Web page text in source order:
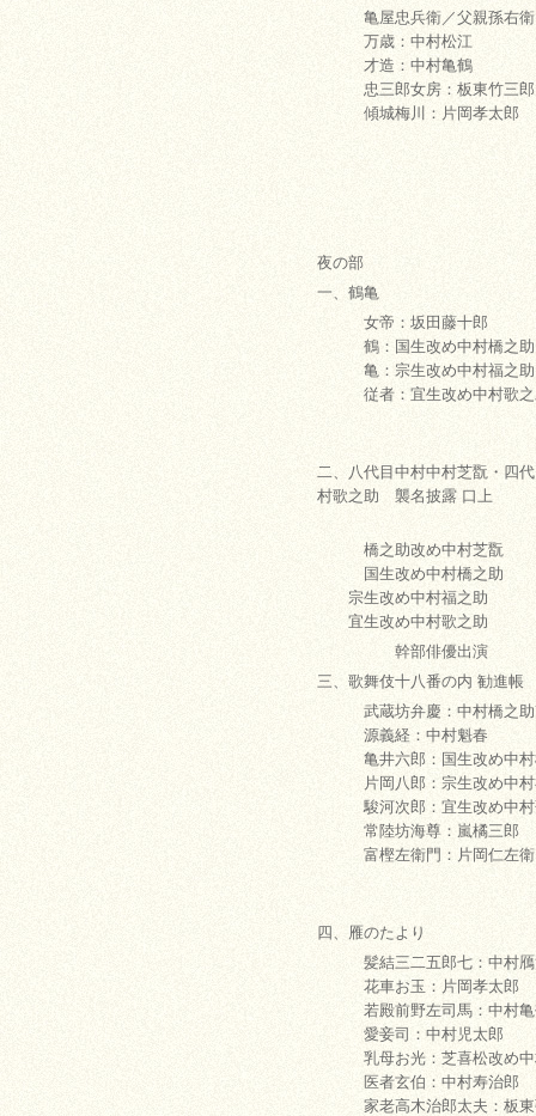
亀屋忠兵衛／父親孫右衛
万歳：中村松江
才造：中村亀鶴
忠三郎女房：板東竹三郎
傾城梅川：片岡孝太郎
夜の部
一、鶴亀
女帝：坂田藤十郎
鶴：国生改め中村橋之助
亀：宗生改め中村福之助
従者：宜生改め中村歌之
二、八代目中村中村芝翫・四
村歌之助 襲名披露 口上
橋之助改め中村芝翫
国生改め中村橋之助
宗生改め中村福之助
宜生改め中村歌之助
幹部俳優出演
三、歌舞伎十八番の内 勧進帳
武蔵坊弁慶：中村橋之助
源義経：中村魁春
亀井六郎：国生改め中村
片岡八郎：宗生改め中村
駿河次郎：宜生改め中村
常陸坊海尊：嵐橘三郎
富樫左衛門：片岡仁左衛
四、雁のたより
髪結三二五郎七：中村鴈
花車お玉：片岡孝太郎
若殿前野左司馬：中村亀
愛妾司：中村児太郎
乳母お光：芝喜松改め中
医者玄伯：中村寿治郎
家老高木治郎太夫：板東